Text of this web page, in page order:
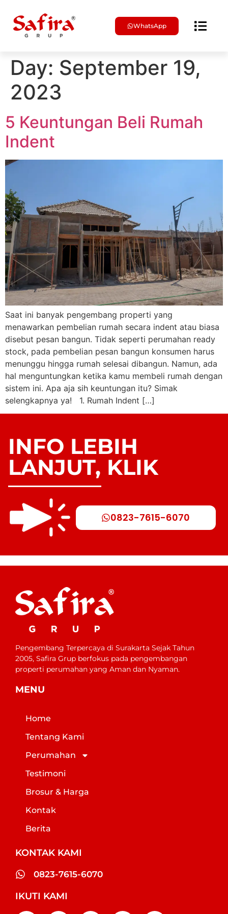
WhatsApp
Day: September 19,
2023
5 Keuntungan Beli Rumah
Indent
Saat ini banyak pengembang properti yang
menawarkan pembelian rumah secara indent atau biasa
disebut pesan bangun. Tidak seperti perumahan ready
stock, pada pembelian pesan bangun konsumen harus
menunggu hingga rumah selesai dibangun. Namun, ada
hal menguntungkan ketika kamu membeli rumah dengan
sistem ini. Apa aja sih keuntungan itu? Simak
selengkapnya ya! 1. Rumah Indent […]
INFO LEBIH
LANJUT, KLIK
0823-7615-6070
Pengembang Terpercaya di Surakarta Sejak Tahun
2005, Safira Grup berfokus pada pengembangan
properti perumahan yang Aman dan Nyaman.
MENU
Home
Tentang Kami
Perumahan
Testimoni
Brosur & Harga
Kontak
Berita
KONTAK KAMI
0823-7615-6070
IKUTI KAMI